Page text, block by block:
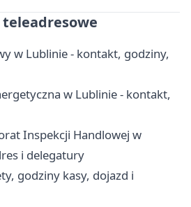
w Lublinie - kontakt, godziny,
w Lublinie - kontakt,
Inspekcji Handlowej w
i delegatury
godziny kasy, dojazd i